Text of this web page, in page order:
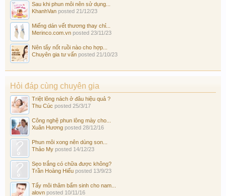
Sau khi phun môi nên sử dụng...
KhanhVan posted 21/12/23
Miếng dán vết thương thay chỉ...
Merinco.com.vn posted 23/11/23
Nên tẩy nốt ruồi nào cho hợp...
Chuyên gia tư vấn posted 21/10/23
Hỏi đáp cùng chuyên gia
Triệt lông nách ở đâu hiệu quả ?
Thu Cúc posted 25/3/17
Công nghệ phun lông mày cho...
Xuân Hương posted 28/12/16
Phun môi xong nên dùng son...
Thảo My posted 14/12/23
Sẹo trắng có chữa được không?
Trần Hoàng Hiếu posted 13/9/23
Tẩy môi thâm bẩm sinh cho nam...
alovn posted 10/11/16